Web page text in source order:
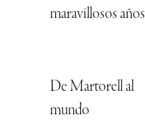
maravillosos años
De Martorell al
mundo